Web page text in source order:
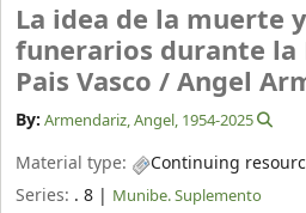
La idea de la muerte
funerarios durante la
Pais Vasco /Angel
By: Armendariz, Angel, 1954-2025
Material type:
Continuing
Series: . 8 | Munibe. Suplemento